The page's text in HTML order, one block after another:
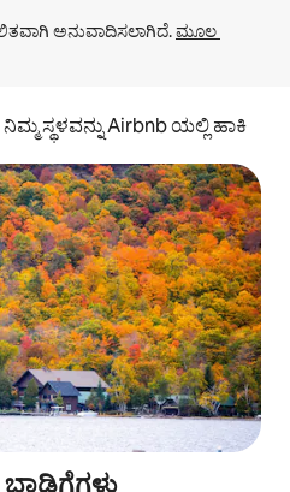
ಅನುವಾದಿಸಲಾಗಿದೆ. ಮೂಲ
ನಿಮ್ಮ ಸ್ಥಳವನ್ನು Airbnb ಯಲ್ಲಿ ಹಾಕಿ